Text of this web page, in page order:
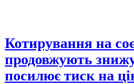
Котирування на
продовжують
посилює тиск на